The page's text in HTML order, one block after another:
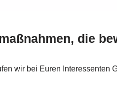
die
wir bei Euren Interessenten